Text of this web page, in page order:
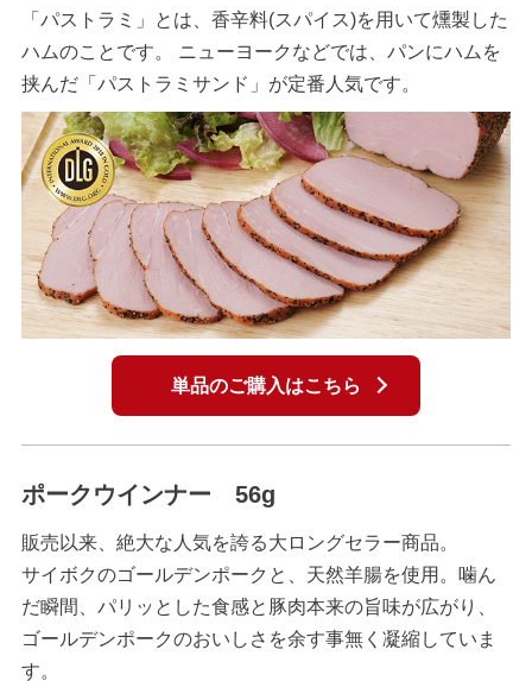
「パストラミ」とは、香辛料(スパイス)を用いて燻製した
ハムのことです。 ニューヨークなどでは、パンにハムを
挟んだ「パストラミサンド」が定番人気です。
単品のご購入はこちら
ポークウインナー 56g
販売以来、絶大な人気を誇る大ロングセラー商品。
サイボクのゴールデンポークと、天然羊腸を使用。噛ん
だ瞬間、パリッとした食感と豚肉本来の旨味が広がり、
ゴールデンポークのおいしさを余す事無く凝縮していま
す。